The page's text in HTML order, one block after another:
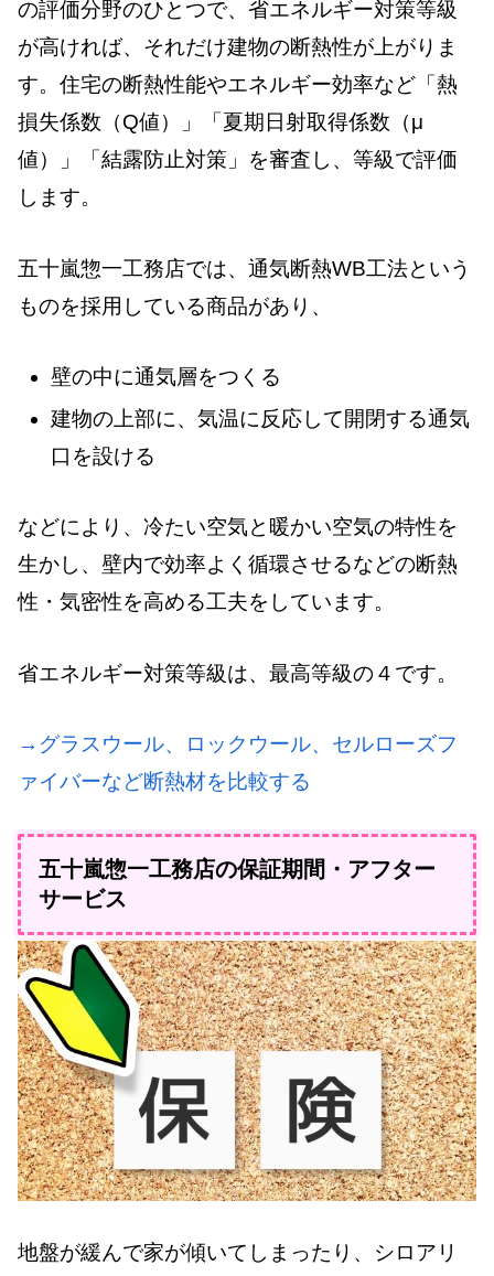
の評価分野のひとつで、省エネルギー対策等級
が高ければ、それだけ建物の断熱性が上がりま
す。住宅の断熱性能やエネルギー効率など「熱
損失係数（Q値）」「夏期日射取得係数（μ
値）」「結露防止対策」を審査し、等級で評価
します。
五十嵐惣一工務店では、通気断熱WB工法という
ものを採用している商品があり、
壁の中に通気層をつくる
建物の上部に、気温に反応して開閉する通気
口を設ける
などにより、冷たい空気と暖かい空気の特性を
生かし、壁内で効率よく循環させるなどの断熱
性・気密性を高める工夫をしています。
省エネルギー対策等級は、最高等級の４です。
→グラスウール、ロックウール、セルローズフ
ァイバーなど断熱材を比較する
五十嵐惣一工務店の保証期間・アフター
サービス
地盤が緩んで家が傾いてしまったり、シロアリ